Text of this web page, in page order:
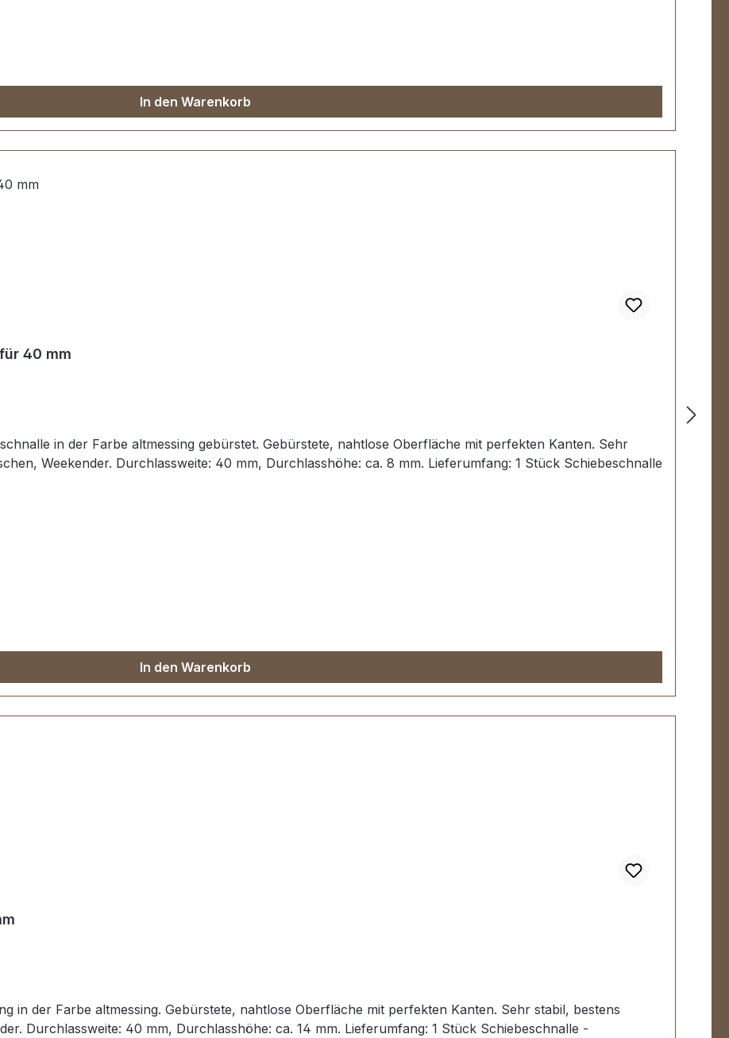
In den Warenkorb
40 mm
in der Farbe altmessing gebürstet. Gebürstete, nahtlose Oberfläche mit perfekten Kanten. Sehr
Weekender. Durchlassweite: 40 mm, Durchlasshöhe: ca. 8 mm. Lieferumfang: 1 Stück Schiebeschnalle
In den Warenkorb
in der Farbe altmessing. Gebürstete, nahtlose Oberfläche mit perfekten Kanten. Sehr stabil, bestens
Durchlassweite: 40 mm, Durchlasshöhe: ca. 14 mm. Lieferumfang: 1 Stück Schiebeschnalle -